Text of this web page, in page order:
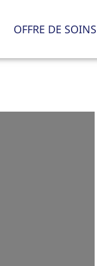
OFFRE DE SOINS